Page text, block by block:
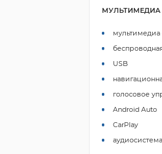
МУЛЬТИМЕДИА
USB
голосовое
Android Auto
CarPlay
аудиосистема